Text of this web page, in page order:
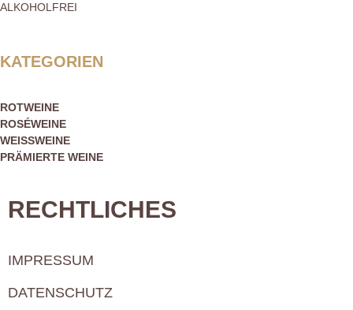
ALKOHOLFREI
KATEGORIEN
ROTWEINE
ROSÉWEINE
WEISSWEINE
PRÄMIERTE WEINE
RECHTLICHES
IMPRESSUM
DATENSCHUTZ